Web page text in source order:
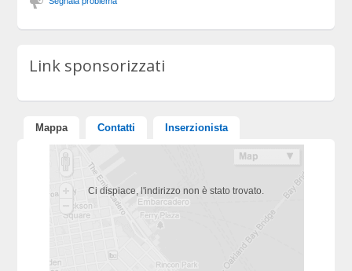
Link sponsorizzati
Mappa Contatti Inserzionista
Ci dispiace, l'indirizzo non è stato trovato.